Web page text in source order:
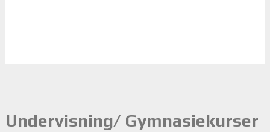
Undervisning/ Gymnasiekurser